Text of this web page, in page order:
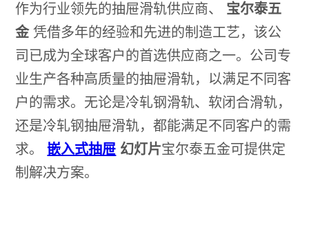
作为行业领先的抽屉滑轨供应商、 宝尔泰五
金凭借多年的经验和先进的制造工艺，该公
司已成为全球客户的首选供应商之一。公司专
业生产各种高质量的抽屉滑轨，以满足不同客
户的需求。无论是冷轧钢滑轨、软闭合滑轨，
还是冷轧钢抽屉滑轨，都能满足不同客户的需
求。嵌入式抽屉 幻灯片宝尔泰五金可提供定
制解决方案。